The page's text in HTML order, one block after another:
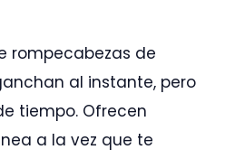
rompecabezas de
al instante, pero
tiempo. Ofrecen
a la vez que te